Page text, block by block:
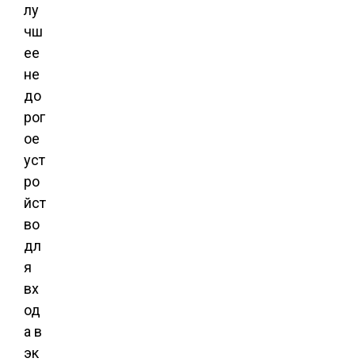
лу
чш
ее
не
до
рог
ое
уст
ро
йст
во
дл
я
вх
од
а в
эк